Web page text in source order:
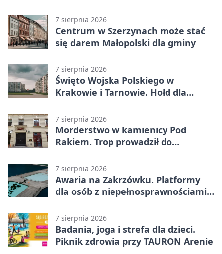
7 sierpnia 2026
Centrum w Szerzynach może stać
się darem Małopolski dla gminy
7 sierpnia 2026
Święto Wojska Polskiego w
Krakowie i Tarnowie. Hołd dla
7 sierpnia 2026
Morderstwo w kamienicy Pod
Rakiem. Trop prowadził do
7 sierpnia 2026
Awaria na Zakrzówku. Platformy
dla osób z niepełnosprawnościami
7 sierpnia 2026
Badania, joga i strefa dla dzieci.
Piknik zdrowia przy TAURON Arenie